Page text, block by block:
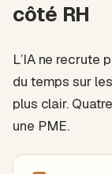
côté RH
L’IA ne recrute
du temps sur
plus clair.
une PME.